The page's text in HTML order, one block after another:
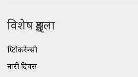
विशेष शृङ्खला
क्रिप्टोकरेन्सी
नारी दिवस